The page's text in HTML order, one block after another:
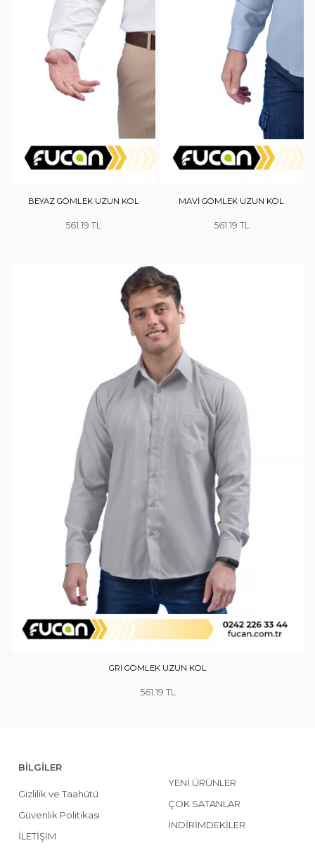
BEYAZ GÖMLEK UZUN KOL
561.19
MAVİ GÖMLEK UZUN KOL
561.19
GRİ GÖMLEK UZUN KOL
561.19
BİLGİLER
Gizlilik ve Taahütü
Güvenlik Politikası
İLETİŞİM
YENİ ÜRÜNLER
ÇOK SATANLAR
İNDİRİMDEKİLER